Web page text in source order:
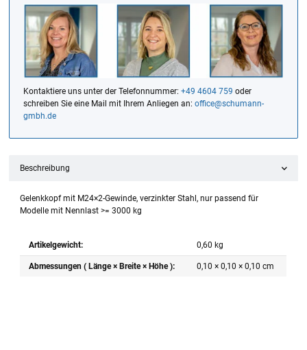
Kontaktiere uns unter der Telefonnummer: +49 4604 759 oder
schreiben Sie eine Mail mit Ihrem Anliegen an: office@schumann-
gmbh.de
Beschreibung
Gelenkkopf mit M24×2-Gewinde, verzinkter Stahl, nur passend für
Modelle mit Nennlast >= 3000 kg
Artikelgewicht: 0,60 kg
Abmessungen ( Länge × Breite × Höhe ): 0,10 × 0,10 × 0,10 cm